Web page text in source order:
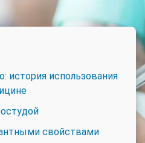
история использования
свойствами